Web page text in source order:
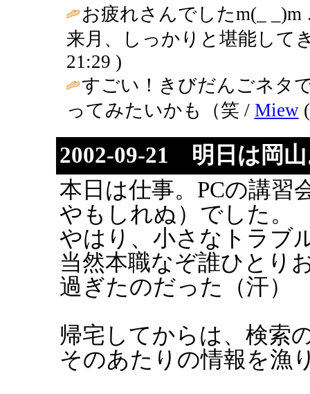
お疲れさんでしたm(_
来月、しっかりと堪能して
21:29 )
すごい！きびだんごネタ
ってみたいかも（笑 / Miew(
2002-09-21 明日は岡
本日は仕事。PCの講習
やもしれぬ）でした。
やはり、小さなトラブ
当然本職なぞ誰ひとり
過ぎたのだった（汗）
帰宅してからは、検索
そのあたりの情報を漁